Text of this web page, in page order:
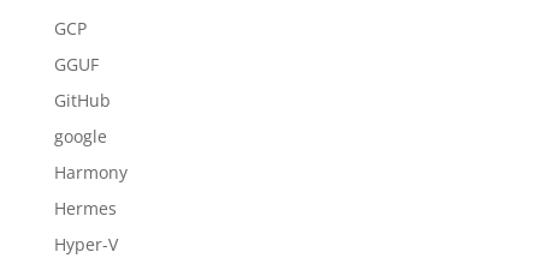
GCP
GGUF
GitHub
google
Harmony
Hermes
Hyper-V